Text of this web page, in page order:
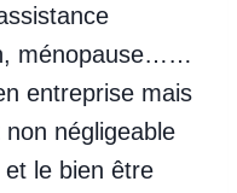
ménopause……
entreprise mais
négligeable
le bien être